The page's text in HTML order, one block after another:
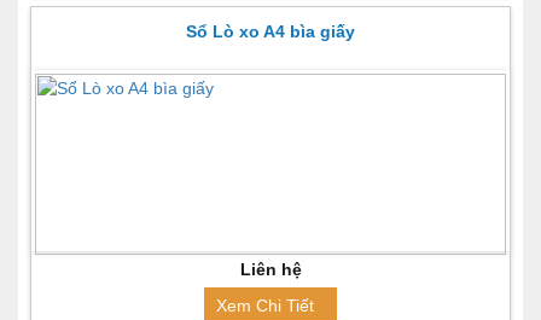
Sổ Lò xo A4 bìa giấy
Liên hệ
Xem Chi Tiết